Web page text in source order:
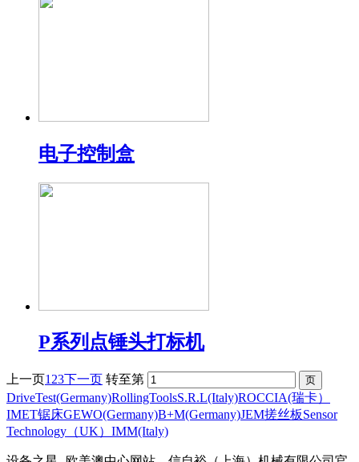
电子控制盒
P系列点锤头打标机
上一页1 23下一页 转至第
DriveTest(Germany)RollingToolsS.R.L(Italy)ROCCIA(瑞卡）
IMET锯床GEWO(Germany)B+M(Germany)JEM搓丝板Sensor
Technology（UK） IMM(Italy)